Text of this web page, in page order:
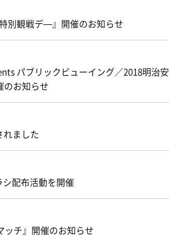
別観戦デ―』開催のお知らせ
パブリックビューイング／2018明治安
お知らせ
れました
配布活動を開催
ッチ』開催のお知らせ